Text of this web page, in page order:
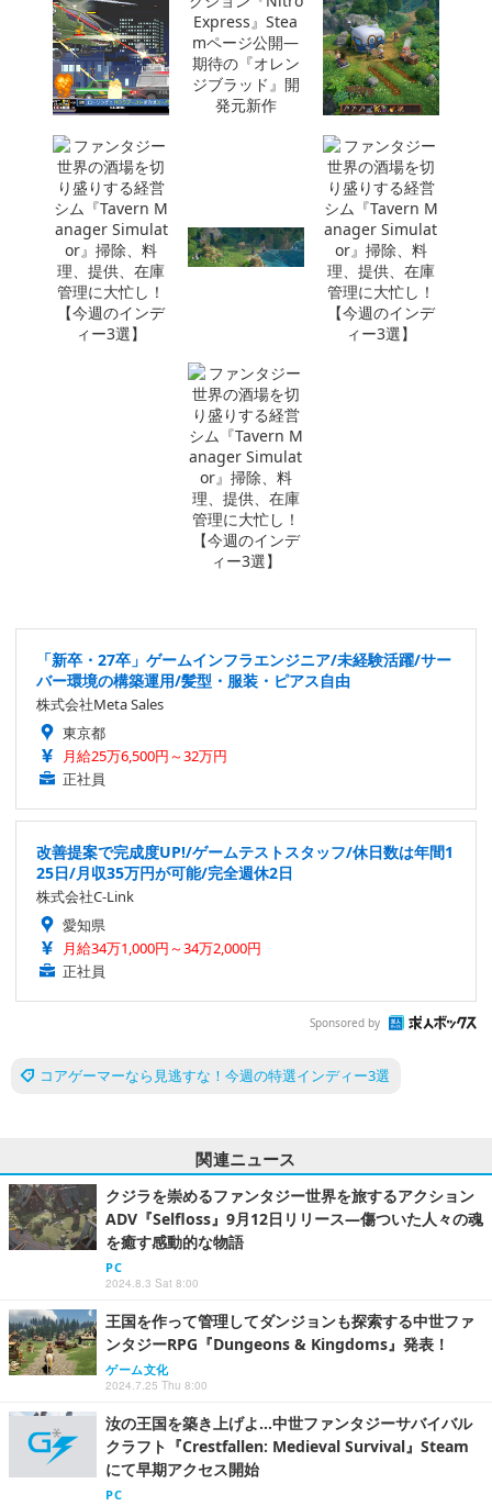
「新卒・27卒」ゲームインフラエンジニア/未経験活躍/サー
バー環境の構築運用/髪型・服装・ピアス自由
株式会社Meta Sales
東京都
月給25万6,500円～32万円
正社員
改善提案で完成度UP!/ゲームテストスタッフ/休日数は年間1
25日/月収35万円が可能/完全週休2日
株式会社C-Link
愛知県
月給34万1,000円～34万2,000円
正社員
Sponsored by
コアゲーマーなら見逃すな！今週の特選インディー3選
関連ニュース
クジラを崇めるファンタジー世界を旅するアクション
ADV『Selfloss』9月12日リリース―傷ついた人々の魂
を癒す感動的な物語
PC
2024.8.3 Sat 8:00
王国を作って管理してダンジョンも探索する中世ファ
ンタジーRPG『Dungeons & Kingdoms』発表！
ゲーム文化
2024.7.25 Thu 8:00
汝の王国を築き上げよ…中世ファンタジーサバイバル
クラフト『Crestfallen: Medieval Survival』Steam
にて早期アクセス開始
PC